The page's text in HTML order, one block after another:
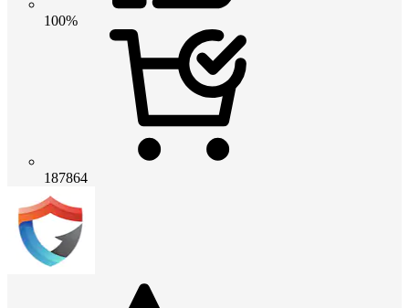
100%
187864